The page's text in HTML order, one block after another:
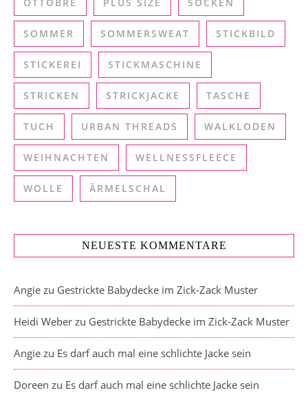
SOMMER SOMMERSWEAT STICKBILD
STICKEREI STICKMASCHINE
STRICKEN STRICKJACKE TASCHE
TUCH URBAN THREADS WALKLODEN
WEIHNACHTEN WELLNESSFLEECE
WOLLE ÄRMELSCHAL
NEUESTE KOMMENTARE
Angie zu Gestrickte Babydecke im Zick-Zack Muster
Heidi Weber zu Gestrickte Babydecke im Zick-Zack Muster
Angie zu Es darf auch mal eine schlichte Jacke sein
Doreen zu Es darf auch mal eine schlichte Jacke sein